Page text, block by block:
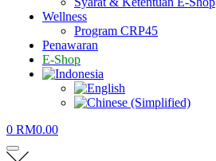
Wellness
Program CRP45
Penawaran
E-Shop
0 RM0.00